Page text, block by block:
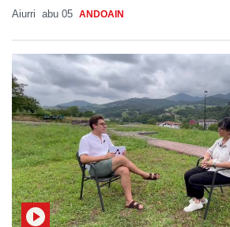
Aiurri abu 05 ANDOAIN